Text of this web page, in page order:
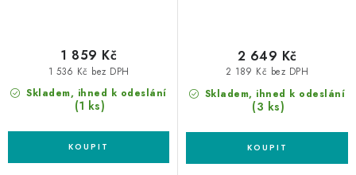
Skladem, ihned k odeslání
(1 ks)
1 536 Kč bez DPH
1 859 Kč
Skladem, ihned k odeslání
(3 ks)
2 189 Kč bez DPH
2 649 Kč